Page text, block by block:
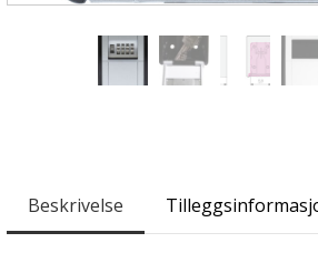
Beskrivelse